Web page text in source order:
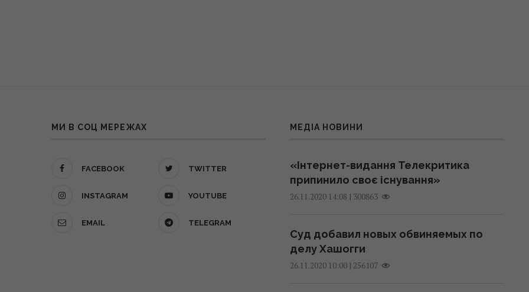
МИ В СОЦ МЕРЕЖАХ
FACEBOOK TWITTER
INSTAGRAM YOUTUBE
EMAIL TELEGRAM
МЕДІА НОВИНИ
«Інтернет-видання Телекритика
припинило своє існування»
26.11.2020 14:08 | 300863
Суд добавил новых обвиняемых по
делу Хашогги
26.11.2020 10:00| 256107